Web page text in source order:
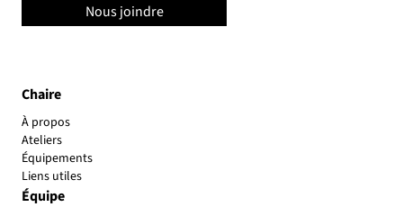
Chaire
À propos
Ateliers
Équipements
Liens utiles
Équipe
Nous joindre